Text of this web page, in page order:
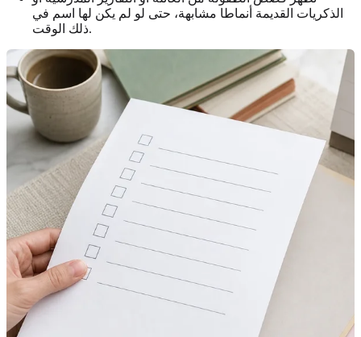
الذكريات القديمة أنماطا مشابهة، حتى لو لم يكن لها اسم في
ذلك الوقت.